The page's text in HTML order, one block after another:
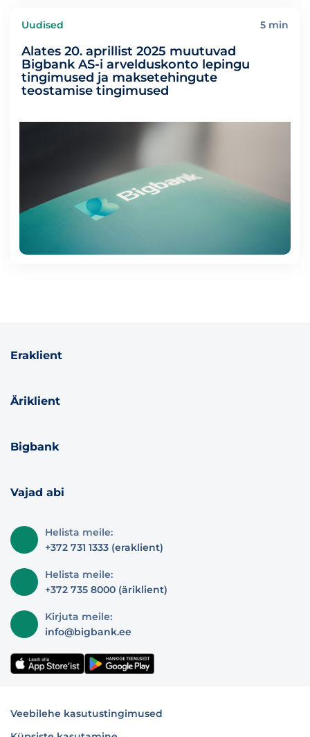
Uudised 5 min
Alates 20. aprillist 2025 muutuvad
Bigbank AS-i arvelduskonto lepingu
tingimused ja maksetehingute
teostamise tingimused
Eraklient
Äriklient
Bigbank
Vajad abi
Helista meile:
+372 731 1333 (eraklient)
Helista meile:
+372 735 8000 (äriklient)
Kirjuta meile:
info@bigbank.ee
Veebilehe kasutustingimused